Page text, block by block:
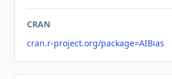
CRAN
cran.r-project.org/package=AIBias